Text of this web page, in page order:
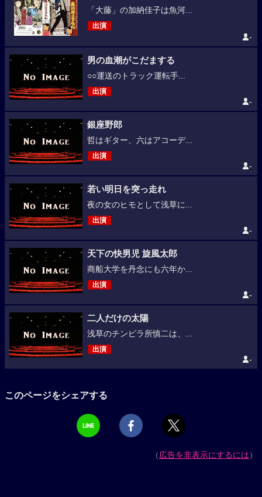
「大藤」の加納佳子は魚河...
出演
-
男の血潮がこだまする
○○運送のトラック運転手...
出演
-
銀座野郎
哲はギター、六はアコーデ...
出演
-
若い明日を突っ走れ
夜の女のヒモとして浅草に...
出演
-
天下の快男児 旋風太郎
商船大学を丹念にも六年か...
出演
-
二人だけの太陽
浅草のチンピラ所慎二は、...
出演
-
このページをシェアする
（広告を非表示にするには）